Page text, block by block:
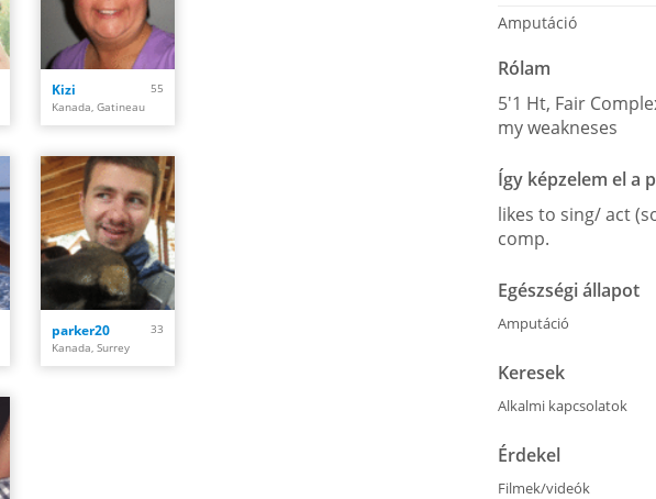
Kizi
55
Kanada, Gatineau
parker20
33
Kanada, Surrey
Amputáció
Rólam
5'1 Ht, Fair
my weakneses
Így képzelem el a
likes to sing/ act
comp.
Egészségi állapot
Amputáció
Keresek
Alkalmi kapcsolatok
Érdekel
Filmek/videók